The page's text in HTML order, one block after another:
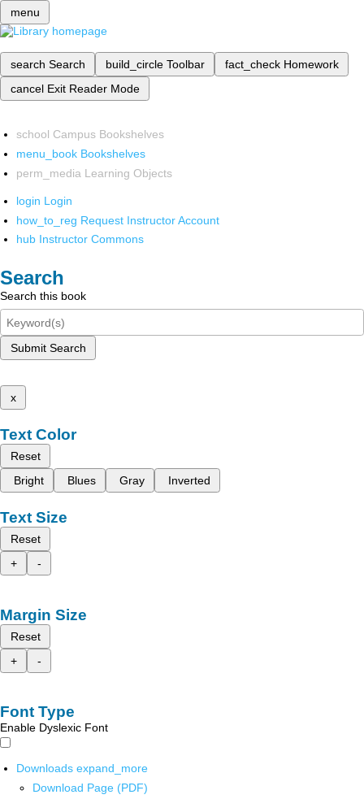
menu
search Search build_circle Toolbar fact_check Homework
cancel Exit Reader Mode
school Campus Bookshelves
menu_book Bookshelves
perm_media Learning Objects
login Login
how_to_reg Request Instructor Account
hub Instructor Commons
Search
Search this book
Submit Search
x
Text Color
Reset
Bright
Blues Gray Inverted
Text Size
Reset
+
-
Margin Size
Reset
+
-
Font Type
Enable Dyslexic Font
Downloads expand_more
Download Page (PDF)